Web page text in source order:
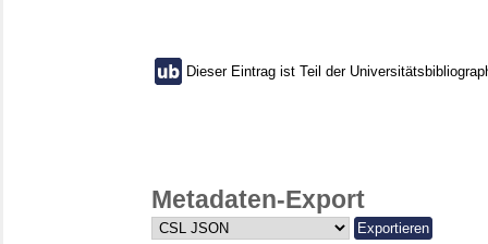
Dieser Eintrag ist Teil der
Metadaten-Export